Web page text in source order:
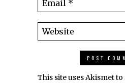
This site uses Akismet